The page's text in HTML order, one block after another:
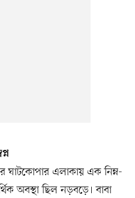
ঘাটকোপার এলাকায় এক নিম্ন-
অবস্থা ছিল নড়বড়ে। বাবা